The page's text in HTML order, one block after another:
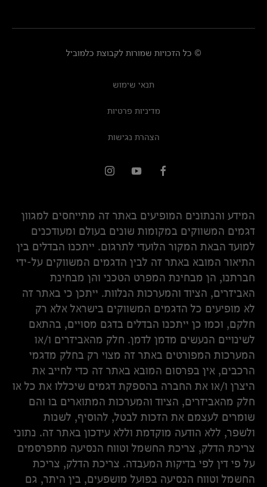
© כל הזכויות שמורות לקבוצת כלמוביל
תנאי שימוש
מדיניות פרטיות
הצהרת נגישות
המידע והנתונים המופיעים באתר זה מתייחסים למגוון
דגמים המשווקים במקומות שונים בעולם ומעודכנים
למועד הבאת המקור הלועדי לתרגום. ייתכנו הבדלים בין
התיאור המובא באתר זה לבין הדגמים המשווקים על-ידי
חברתנו, הן מבחינת המפרט הטכני והן מבחינת
האביזרים, הציוד והמערכות הנלוות. ייתכן כי באתר זה
לא מופיעים כל הדגמים המשווקים בישראל אלא רק
חלקם, וכמו כן ייתכנו הבדלים בדגם מסויים, בהתאם
לשינויים הנעשים מדמן לדמן. חלק מהאביזרים ו/או
המערכות המפורטים באתר זה מצוי רק בחלק מדגמי
הרכבים, אין בפרסום המובא באתר זה כדי לחייב את
היצרן ו/או את החברה בהספקת דגמים שיכללו את כל או
חלק מהאביזרים, הציוד והמערכות המתוארים בו והם
שומרים לעצמם את הזכות לבטל, להוסיף, לשנות
ולשפר, ללא הודעה מוקדמת וללא עידכון באתר זה. נתוני
צריכת הדלק, צריכת החשמל וטווח הנסיעה מתפרסמים
על פי דין לפי בדיקות המעבדה. צריכת הדלק, צריכת
החשמל וטווח הנסיעה בפועל מושפעים, בין היתר, גם